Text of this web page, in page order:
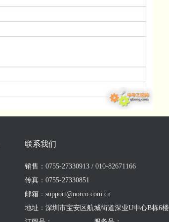
联系我们
销售：0755-27330913 / 010-82671166
传真：0755-27330851
邮箱：support@norco.com.cn
地址：深圳市宝安区航城街道深业U中心B栋6楼